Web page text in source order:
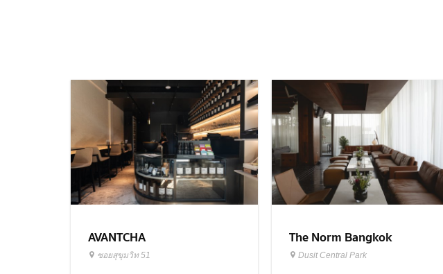
AVANTCHA
ซอยสุขุมวิท 51
The Norm Bangkok
Dusit Central Park